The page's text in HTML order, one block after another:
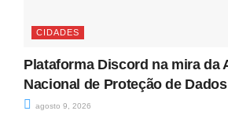
CIDADES
Plataforma Discord na mira da
Nacional de Proteção de Dados
agosto 9, 2026